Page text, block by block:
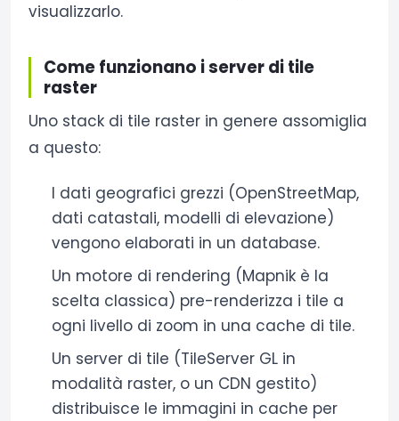
visualizzarlo.
Come funzionano i server di tile
raster
Uno stack di tile raster in genere assomiglia
a questo:
I dati geografici grezzi (OpenStreetMap,
dati catastali, modelli di elevazione)
vengono elaborati in un database.
Un motore di rendering (Mapnik è la
scelta classica) pre-renderizza i tile a
ogni livello di zoom in una cache di tile.
Un server di tile (TileServer GL in
modalità raster, o un CDN gestito)
distribuisce le immagini in cache per